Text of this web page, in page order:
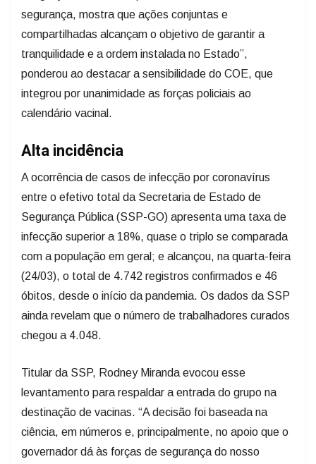
segurança, mostra que ações conjuntas e
compartilhadas alcançam o objetivo de garantir a
tranquilidade e a ordem instalada no Estado”,
ponderou ao destacar a sensibilidade do COE, que
integrou por unanimidade as forças policiais ao
calendário vacinal.
Alta incidência
A ocorrência de casos de infecção por coronavírus
entre o efetivo total da Secretaria de Estado de
Segurança Pública (SSP-GO) apresenta uma taxa de
infecção superior a 18%, quase o triplo se comparada
com a população em geral; e alcançou, na quarta-feira
(24/03), o total de 4.742 registros confirmados e 46
óbitos, desde o início da pandemia. Os dados da SSP
ainda revelam que o número de trabalhadores curados
chegou a 4.048.
Titular da SSP, Rodney Miranda evocou esse
levantamento para respaldar a entrada do grupo na
destinação de vacinas. “A decisão foi baseada na
ciência, em números e, principalmente, no apoio que o
governador dá às forças de segurança do nosso